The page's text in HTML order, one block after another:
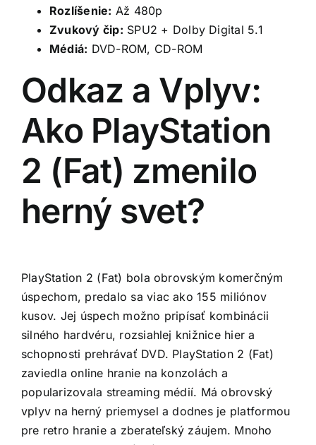
Rozlíšenie: Až 480p
Zvukový čip: SPU2 + Dolby Digital 5.1
Médiá: DVD-ROM, CD-ROM
Odkaz a Vplyv:
Ako PlayStation
2 (Fat) zmenilo
herný svet?
PlayStation 2 (Fat) bola obrovským komerčným
úspechom, predalo sa viac ako 155 miliónov
kusov. Jej úspech možno pripísať kombinácii
silného hardvéru, rozsiahlej knižnice hier a
schopnosti prehrávať DVD. PlayStation 2 (Fat)
zaviedla online hranie na konzolách a
popularizovala streaming médií. Má obrovský
vplyv na herný priemysel a dodnes je platformou
pre retro hranie a zberateľský záujem. Mnoho